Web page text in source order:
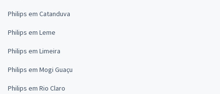
Philips em Catanduva
Philips em Leme
Philips em Limeira
Philips em Mogi Guaçu
Philips em Rio Claro